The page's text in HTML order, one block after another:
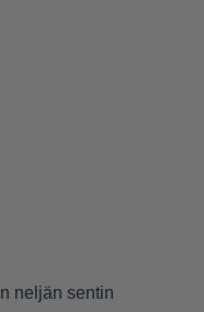
neljän sentin